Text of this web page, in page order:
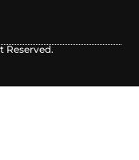
Reserved.